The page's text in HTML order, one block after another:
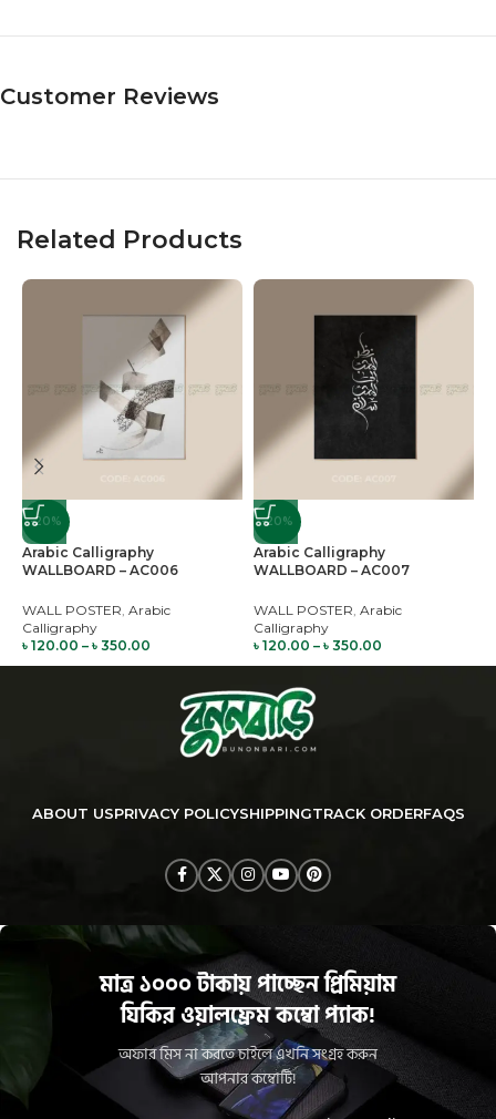
Customer Reviews
Related Products
-20%
Arabic Calligraphy
WALLBOARD – AC006
WALL POSTER Arabic
Calligraphy
৳ 120.00 – ৳ 350.00
-20%
Arabic Calligraphy
WALLBOARD – AC007
WALL POSTER Arabic
Calligraphy
৳ 120.00 – ৳ 350.00
ABOUT USPRIVACY POLICYSHIPPINGTRACK ORDERFAQS
মাত্র ১০০০ টাকায় পাচ্ছেন প্রিমিয়াম
যিকির ওয়ালফ্রেম কম্বো প্যাক!
অফার মিস না করতে চাইলে এখনি সংগ্রহ করুন
আপনার কম্বোটি!